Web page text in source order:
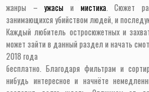
жанры –ужасы и мистика. Сюжет
занимающихся убийством людей, и
Каждый любитель остросюжетных и
может зайти в данный раздел и начать
2018 года
бесплатно. Благодаря фильтрам и
нибудь интересное и начнёте